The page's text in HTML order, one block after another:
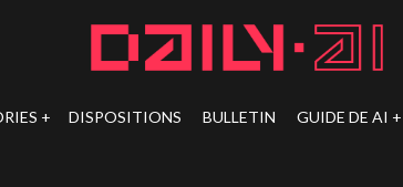
DISPOSITIONS BULLETIN GUIDE DE AI